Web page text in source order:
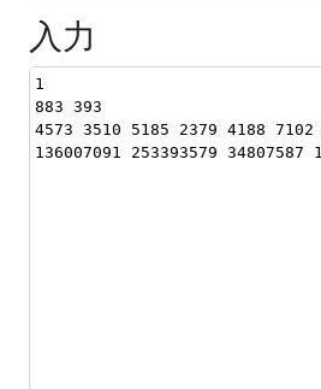
入力
1
883 393
4573 3510 5185 2379 4188
136007091 253393579 34807587